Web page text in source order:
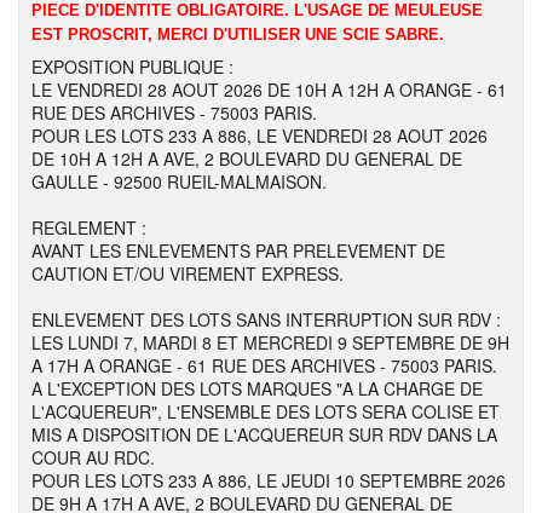
PIECE D'IDENTITE OBLIGATOIRE. L'USAGE DE MEULEUSE
EST PROSCRIT, MERCI D'UTILISER UNE SCIE SABRE.
EXPOSITION PUBLIQUE :
LE VENDREDI 28 AOUT 2026 DE 10H A 12H A ORANGE - 61
RUE DES ARCHIVES - 75003 PARIS.
POUR LES LOTS 233 A 886, LE VENDREDI 28 AOUT 2026
DE 10H A 12H A AVE, 2 BOULEVARD DU GENERAL DE
GAULLE - 92500 RUEIL-MALMAISON.
REGLEMENT :
AVANT LES ENLEVEMENTS PAR PRELEVEMENT DE
CAUTION ET/OU VIREMENT EXPRESS.
ENLEVEMENT DES LOTS SANS INTERRUPTION SUR RDV :
LES LUNDI 7, MARDI 8 ET MERCREDI 9 SEPTEMBRE DE 9H
A 17H A ORANGE - 61 RUE DES ARCHIVES - 75003 PARIS.
A L'EXCEPTION DES LOTS MARQUES "A LA CHARGE DE
L'ACQUEREUR", L'ENSEMBLE DES LOTS SERA COLISE ET
MIS A DISPOSITION DE L'ACQUEREUR SUR RDV DANS LA
COUR AU RDC.
POUR LES LOTS 233 A 886, LE JEUDI 10 SEPTEMBRE 2026
DE 9H A 17H A AVE, 2 BOULEVARD DU GENERAL DE